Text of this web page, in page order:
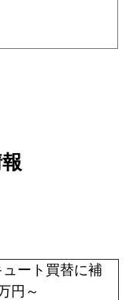
ュート買替に補
円～